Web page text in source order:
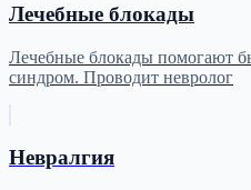
Лечебные блокады
Лечебные блокады помогают
синдром. Проводит невролог
Невралгия